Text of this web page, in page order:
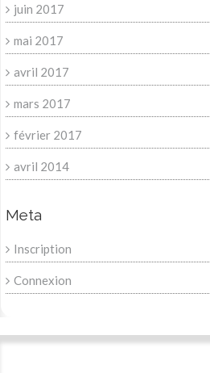
juin 2017
mai 2017
avril 2017
mars 2017
février 2017
avril 2014
Meta
Inscription
Connexion